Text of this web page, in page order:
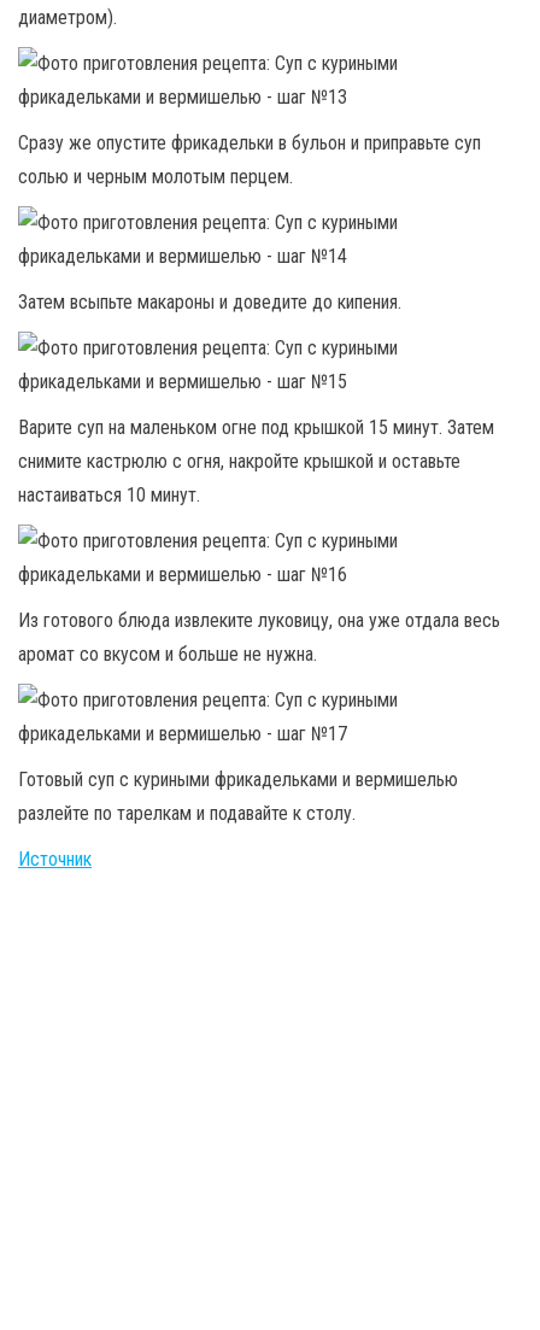
диаметром).
Сразу же опустите фрикадельки в бульон и приправьте суп
солью и черным молотым перцем.
Затем всыпьте макароны и доведите до кипения.
Варите суп на маленьком огне под крышкой 15 минут. Затем
снимите кастрюлю с огня, накройте крышкой и оставьте
настаиваться 10 минут.
Из готового блюда извлеките луковицу, она уже отдала весь
аромат со вкусом и больше не нужна.
Готовый суп с куриными фрикадельками и вермишелью
разлейте по тарелкам и подавайте к столу.
Источник